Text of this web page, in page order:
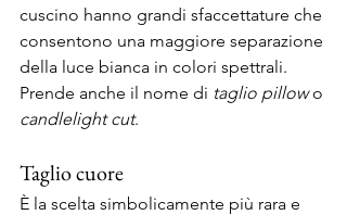
cuscino hanno grandi sfaccettature che
consentono una maggiore separazione
della luce bianca in colori spettrali.
Prende anche il nome di taglio pillow o
candlelight cut.
Taglio cuore
È la scelta simbolicamente più rara e